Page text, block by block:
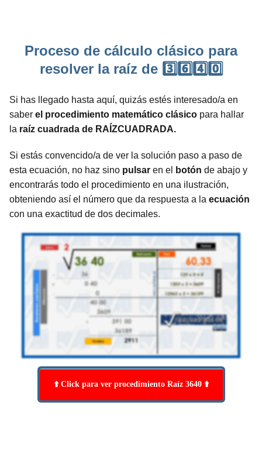
Proceso de cálculo clásico para
resolver la raíz de 3️⃣6️⃣4️⃣0️⃣
Si has llegado hasta aquí, quizás estés interesado/a en
saber el procedimiento matemático clásico para hallar
la raíz cuadrada de RAÍZCUADRADA.
Si estás convencido/a de ver la solución paso a paso de
esta ecuación, no haz sino pulsar en el botón de abajo y
encontrarás todo el procedimiento en una ilustración,
obteniendo así el número que da respuesta a la ecuación
con una exactitud de dos decimales.
⬆️ Click para ver procedimiento Raíz 3640 ⬆️